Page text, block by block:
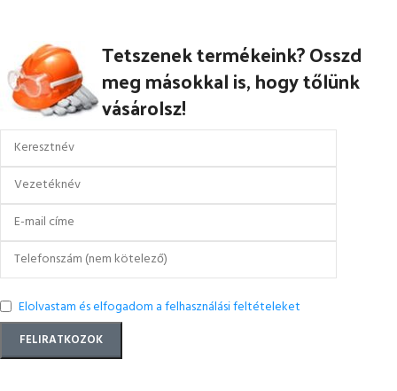
Tetszenek termékeink? Osszd
meg másokkal is, hogy tőlünk
vásárolsz!
Elolvastam és elfogadom a felhasználási feltételeket